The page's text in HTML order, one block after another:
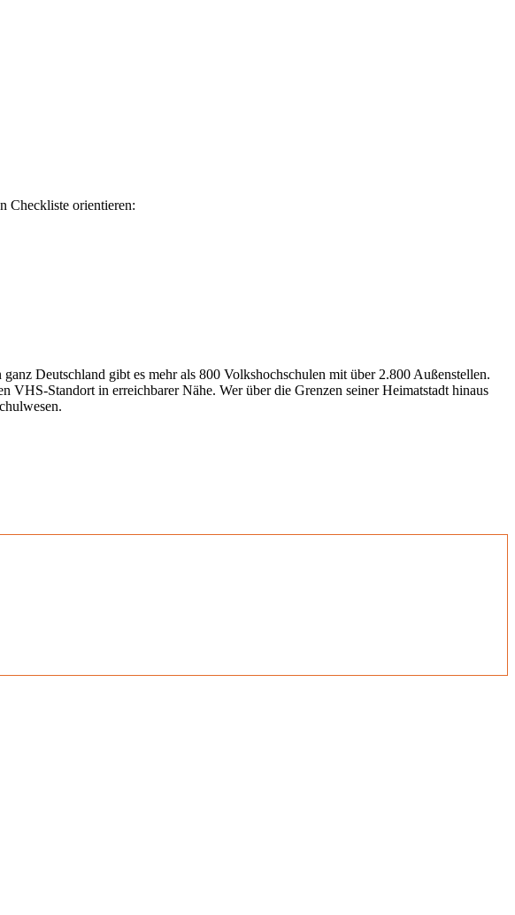
Checkliste orientieren:
Deutschland gibt es mehr als 800 Volkshochschulen mit über 2.800 Außenstellen.
Standort in erreichbarer Nähe. Wer über die Grenzen seiner Heimatstadt hinaus